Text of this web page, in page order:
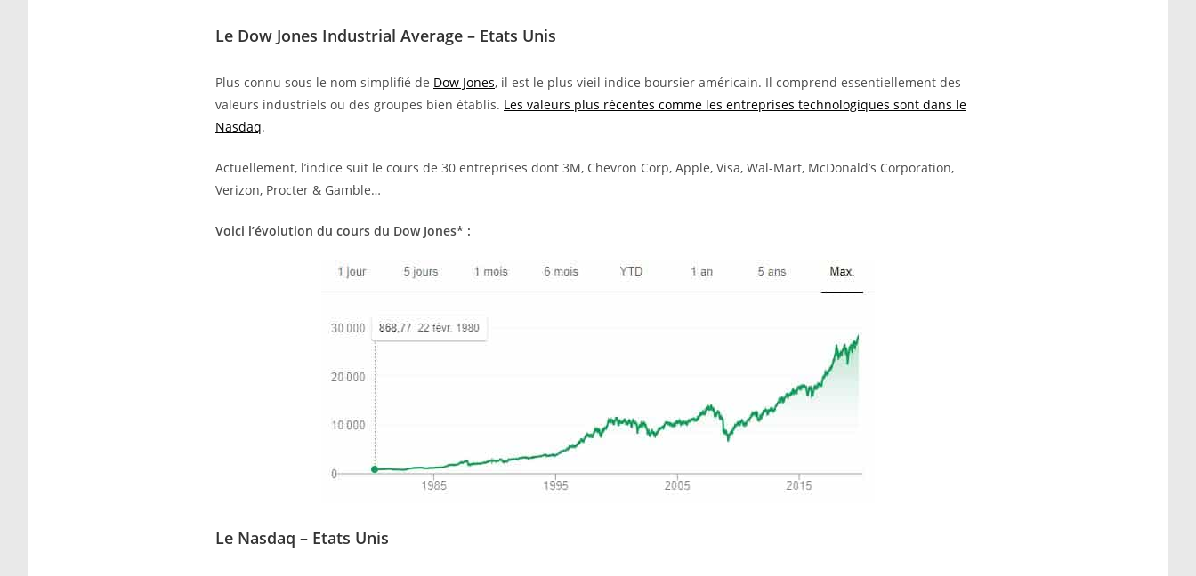
Le Dow Jones Industrial Average – Etats Unis
Plus connu sous le nom simplifié de Dow Jones, il est le plus vieil indice boursier américain. Il comprend essentiellement des
valeurs industriels ou des groupes bien établis. Les valeurs plus récentes comme les entreprises technologiques sont dans le
Nasdaq.
Actuellement, l’indice suit le cours de 30 entreprises dont 3M, Chevron Corp, Apple, Visa, Wal-Mart, McDonald’s Corporation,
Verizon, Procter & Gamble…
Voici l’évolution du cours du Dow Jones* :
Le Nasdaq – Etats Unis